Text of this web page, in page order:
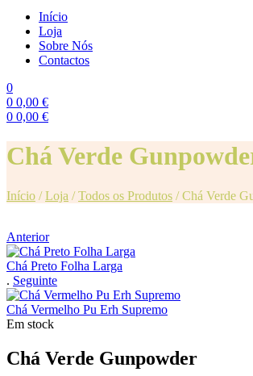
Início
Loja
Sobre Nós
Contactos
0
0 0,00 €
0 0,00 €
Chá Verde
Início /Loja /Todos os Produtos /Chá Verde
Anterior
Chá Preto Folha Larga
. Seguinte
Chá Vermelho Pu Erh Supremo
Em stock
Chá Verde Gunpowder